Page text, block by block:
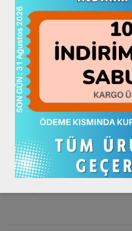
Sosyal Medya Hesaplarımız:
Instagram / hataybookcom
Twitter / hataybookcom
Facebook / hataybookcom
Youtube / hataybookcom
Diğer Mağazalarımız :